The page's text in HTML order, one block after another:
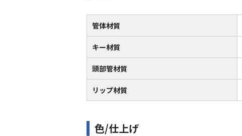
管体材質
キー材質
頭部管材質
リップ材質
色/仕上げ